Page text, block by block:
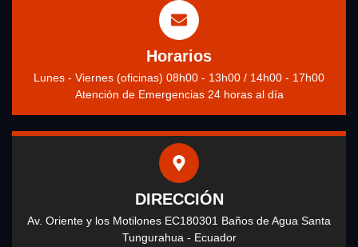
Horarios
Lunes - Viernes (oficinas) 08h00 - 13h00 / 14h00 - 17h00
Atención de Emergencias 24 horas al día
DIRECCIÓN
Av. Oriente y los Motilones EC180301 Baños de Agua Santa
Tungurahua - Ecuador